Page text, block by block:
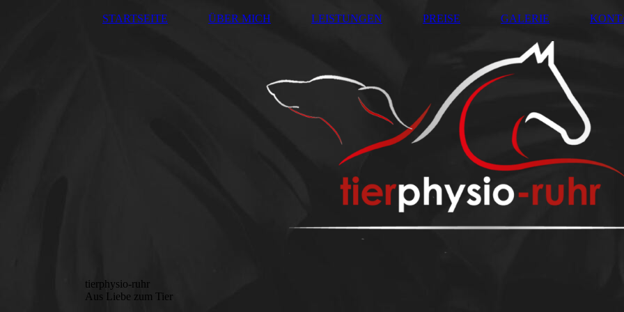
STARTSEITE ÜBER MICH LEISTUNGEN PREISE GALERIE
tierphysio-ruhr
Aus Liebe zum Tier